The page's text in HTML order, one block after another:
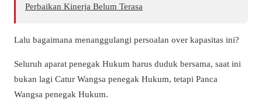
Perbaikan Kinerja Belum Terasa
Lalu bagaimana menanggulangi persoalan over kapasitas ini?
Seluruh aparat penegak Hukum harus duduk bersama, saat ini
bukan lagi Catur Wangsa penegak Hukum, tetapi Panca
Wangsa penegak Hukum.